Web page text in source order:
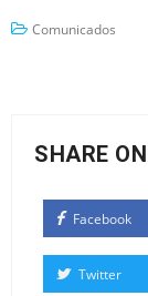
Comunicados
SHARE ON
Facebook
Twitter